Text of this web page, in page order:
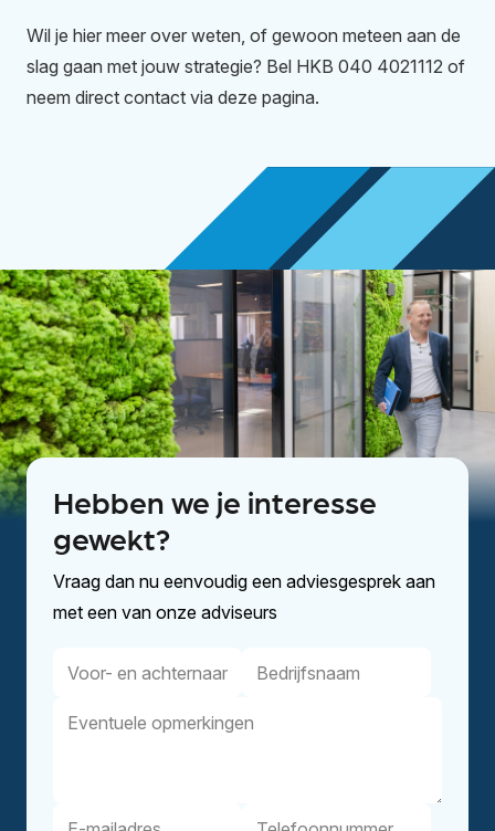
Wil je hier meer over weten, of gewoon meteen aan de
slag gaan met jouw strategie? Bel HKB 040 4021112 of
neem direct contact via deze pagina.
Hebben we je interesse
gewekt?
Vraag dan nu eenvoudig een adviesgesprek aan
met een van onze adviseurs
Voor-
achternaam
Bedrijfsnaam
Eventuele
E-
Telefoonnummer